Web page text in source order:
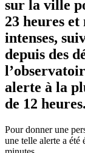
sur la ville
23 heures
intenses,
depuis des
alerte à la
de 12 heures.
Pour donner une
une telle alerte a été